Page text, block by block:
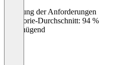
Erfüllung der Anforderungen
Kategorie-Durchschnitt: 94 %
Ungenügend